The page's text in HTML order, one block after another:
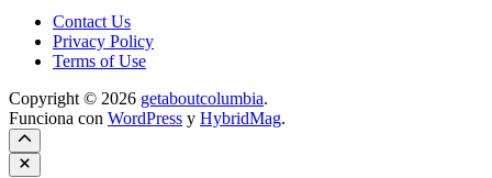
Contact Us
Privacy Policy
Terms of Use
Copyright © 2026 getaboutcolumbia.
Funciona con WordPress y HybridMag.
Cerrar